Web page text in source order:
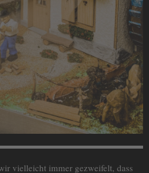
vielleicht immer gezweifelt, dass